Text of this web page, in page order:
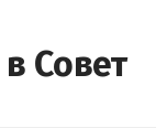
Совет